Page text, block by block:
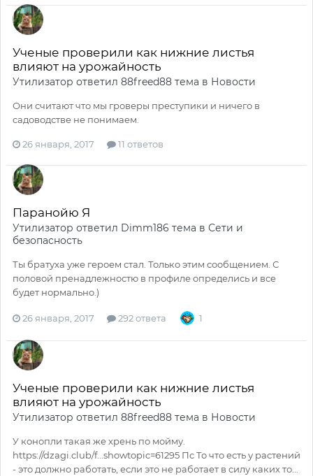
Ученые проверили как нижние листья
влияют на урожайность
Утилизатор ответил 88freed88 тема в Новости
Они считают что мы гроверы преступики и ничего в
садоводстве не понимаем.
26 января, 2017 11 ответов
Паранойю Я
Утилизатор ответил Dimm186 тема в Сети и
безопасность
Ты братуха уже героем стал. Только этим сообщением. С
половой пренадлежностю в профиле определись и все
будет нормально.)
26 января, 2017 292 ответа 1
Ученые проверили как нижние листья
влияют на урожайность
Утилизатор ответил 88freed88 тема в Новости
У конопли такая же хрень по мойму.
https://dzagi.club/f...showtopic=61295 Пс То что есть у растений
- это должно работать, если это не работает в силу каких то...